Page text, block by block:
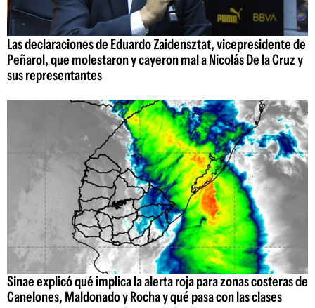
Las declaraciones de Eduardo Zaidensztat, vicepresidente de
Peñarol, que molestaron y cayeron mal a Nicolás De la Cruz y
sus representantes
Sinae explicó qué implica la alerta roja para zonas costeras de
Canelones, Maldonado y Rocha y qué pasa con las clases